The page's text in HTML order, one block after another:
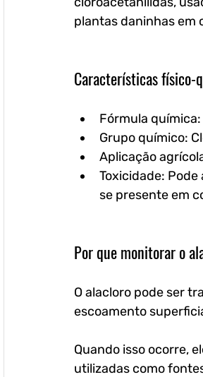
plantas daninhas em
Características físico-
Fórmula química:
Grupo químico:
Aplicação
Toxicidade: Pode
se presente em
Por que monitorar o
O alacloro pode ser
escoamento
Quando isso ocorre,
utilizadas como